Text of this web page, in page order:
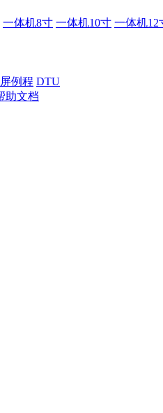
一体机8寸 一体机10寸 一体机12
例程 DTU
助文档